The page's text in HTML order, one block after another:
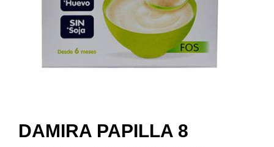
DAMIRA PAPILLA 8